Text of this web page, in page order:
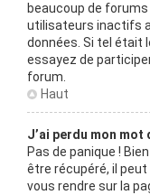
beaucoup de
utilisateurs inactifs
données. Si tel était
essayez de
forum.
Haut
J’ai perdu mon mot
Pas de panique !
être récupéré, il
vous rendre sur la